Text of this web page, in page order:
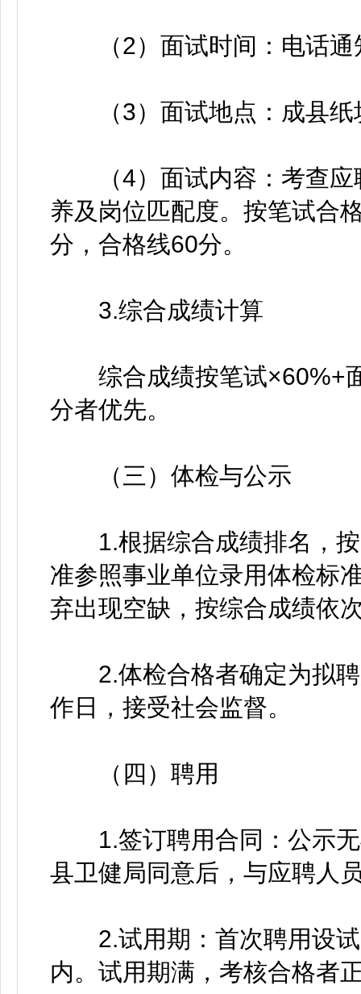
（2）面试时间：电话通
（3）面试地点：成县纸
（4）面试内容：考查应
养及岗位匹配度。按笔试合
分，合格线60分。
3.综合成绩计算
综合成绩按笔试×60%+
分者优先。
（三）体检与公示
1.根据综合成绩排名，按
准参照事业单位录用体检标
弃出现空缺，按综合成绩依
2.体检合格者确定为拟聘
作日，接受社会监督。
（四）聘用
1.签订聘用合同：公示无
县卫健局同意后，与应聘人
2.试用期：首次聘用设试
内。试用期满，考核合格者